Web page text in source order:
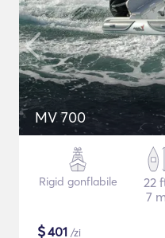
MV 700
Rigid gonflabile
22
7 m
$401 /zi